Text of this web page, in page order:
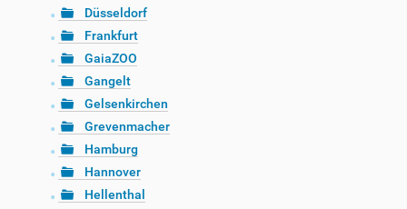
Düsseldorf
Frankfurt
GaiaZOO
Gangelt
Gelsenkirchen
Grevenmacher
Hamburg
Hannover
Hellenthal